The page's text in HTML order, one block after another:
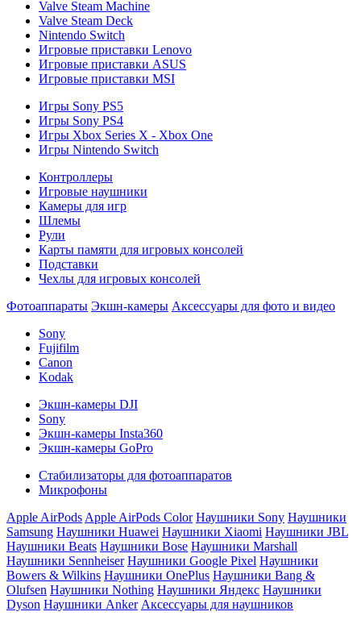
Valve Steam Machine
Valve Steam Deck
Nintendo Switch
Игровые приставки Lenovo
Игровые приставки ASUS
Игровые приставки MSI
Игры Sony PS5
Игры Sony PS4
Игры Xbox Series X - Xbox One
Игры Nintendo Switch
Контроллеры
Игровые наушники
Камеры для игр
Шлемы
Рули
Карты памяти для игровых консолей
Подставки
Чехлы для игровых консолей
Фотоаппараты Экшн-камеры Аксессуары для фото и видео
Sony
Fujifilm
Canon
Kodak
Экшн-камеры DJI
Sony
Экшн-камеры Insta360
Экшн-камеры GoPro
Стабилизаторы для фотоаппаратов
Микрофоны
Apple AirPods Apple AirPods Color Наушники Sony Наушники
Samsung Наушники Huawei Наушники Xiaomi Наушники JBL
Наушники Beats Наушники Bose Наушники Marshall
Наушники Sennheiser Наушники Google Pixel Наушники
Bowers & Wilkins Наушники OnePlus Наушники Bang &
Olufsen Наушники Nothing Наушники Яндекс Наушники
Dyson Наушники Anker Аксессуары для наушников